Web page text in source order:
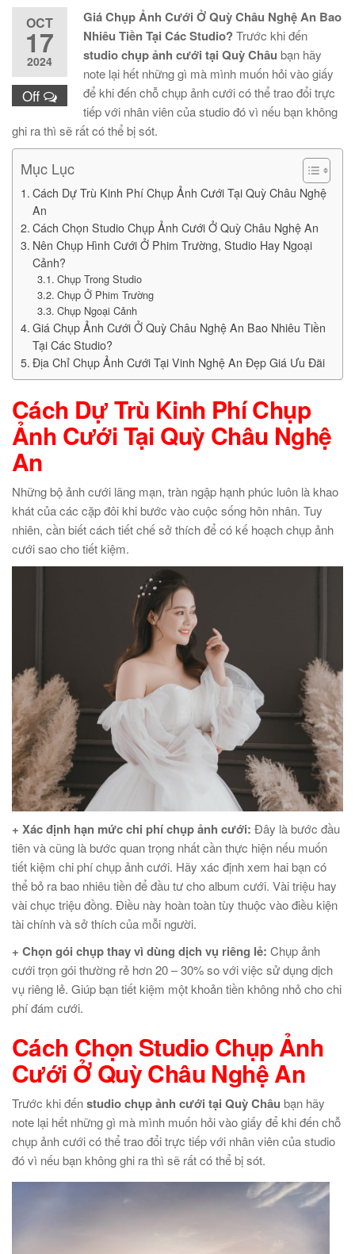
OCT
17
2024
Off
Giá Chụp Ảnh Cưới Ở Quỳ Châu Nghệ An Bao
Nhiêu Tiền Tại Các Studio?Trước khi đến
studio chụp ảnh cưới tại Quỳ Châu bạn hãy
note lại hết những gì mà mình muốn hỏi vào giấy
để khi đến chỗ chụp ảnh cưới có thể trao đổi trực
tiếp với nhân viên của studio đó vì nếu bạn không
ghi ra thì sẽ rất có thể bị sót.
Mục Lục
Cách Dự Trù Kinh Phí Chụp Ảnh Cưới Tại Quỳ Châu Nghệ
An
Cách Chọn Studio Chụp Ảnh Cưới Ở Quỳ Châu Nghệ An
Nên Chụp Hình Cưới Ở Phim Trường, Studio Hay Ngoại
Cảnh?
Chụp Trong Studio
Chụp Ở Phim Trường
Chụp Ngoại Cảnh
Giá Chụp Ảnh Cưới Ở Quỳ Châu Nghệ An Bao Nhiêu Tiền
Tại Các Studio?
Địa Chỉ Chụp Ảnh Cưới Tại Vinh Nghệ An Đẹp Giá Ưu Đãi
Cách Dự Trù Kinh Phí Chụp
Ảnh Cưới Tại Quỳ Châu Nghệ
An
Những bộ ảnh cưới lãng mạn, tràn ngập hạnh phúc luôn là khao
khát của các cặp đôi khi bước vào cuộc sống hôn nhân. Tuy
nhiên, cần biết cách tiết chế sở thích để có kế hoạch chụp ảnh
cưới sao cho tiết kiệm.
+ Xác định hạn mức chi phí chụp ảnh cưới: Đây là bước đầu
tiên và cũng là bước quan trọng nhất cần thực hiện nếu muốn
tiết kiệm chi phí chụp ảnh cưới. Hãy xác định xem hai bạn có
thể bỏ ra bao nhiêu tiền để đầu tư cho album cưới. Vài triệu hay
vài chục triệu đồng. Điều này hoàn toàn tùy thuộc vào điều kiện
tài chính và sở thích của mỗi người.
+ Chọn gói chụp thay vì dùng dịch vụ riêng lẻ: Chụp ảnh
cưới trọn gói thường rẻ hơn 20 – 30% so với việc sử dụng dịch
vụ riêng lẻ. Giúp bạn tiết kiệm một khoản tiền không nhỏ cho chi
phí đám cưới.
Cách Chọn Studio Chụp Ảnh
Cưới Ở Quỳ Châu Nghệ An
Trước khi đếnstudio chụp ảnh cưới tại Quỳ Châu bạn hãy
note lại hết những gì mà mình muốn hỏi vào giấy để khi đến chỗ
chụp ảnh cưới có thể trao đổi trực tiếp với nhân viên của studio
đó vì nếu bạn không ghi ra thì sẽ rất có thể bị sót.